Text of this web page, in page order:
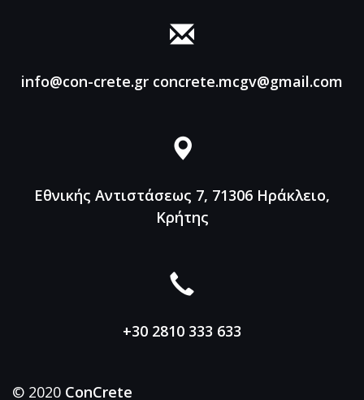
info@con-crete.gr concrete.mcgv@gmail.com
Εθνικής Αντιστάσεως 7, 71306 Ηράκλειο,
Κρήτης
+30 2810 333 633
© 2020 ConCrete